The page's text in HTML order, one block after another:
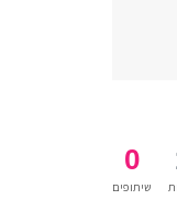
0
שיתופים